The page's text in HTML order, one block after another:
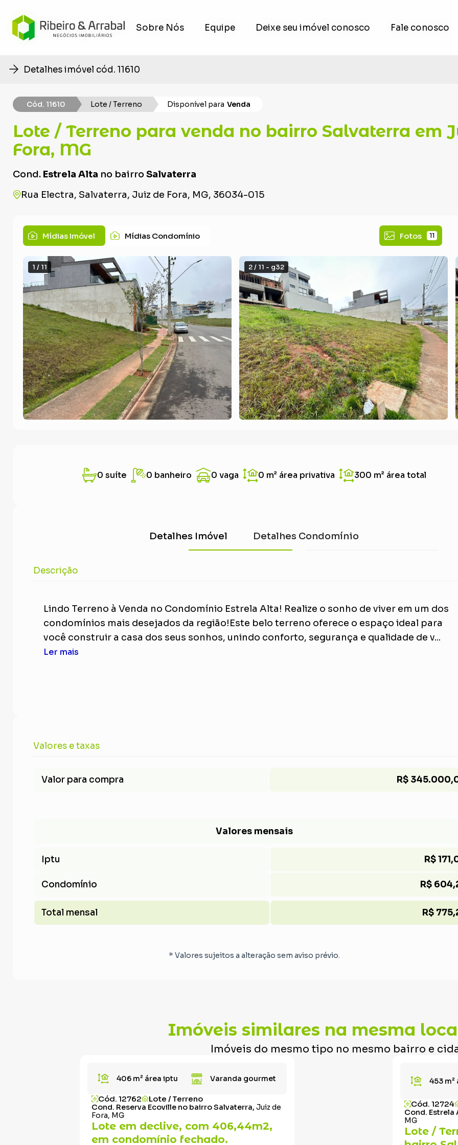
Sobre Nós Equipe Deixe seu imóvel conosco Fale conosco
Sobre Nós Equipe Deixe seu imóvel conosco Fale conosco
Detalhes imóvel cód. 11610
Cód. 11610 Lote / Terreno Disponível para Venda
Lote / Terreno para venda no bairro Salvaterra em
Fora, MG
Cond. Estrela Alta no bairro Salvaterra
Rua Electra, Salvaterra, Juiz de Fora, MG, 36034-015
Mídias Imóvel Mídias Condomínio Fotos 11
1 / 11 2 / 11 - g32
0 suíte 0 banheiro 0 vaga 0 m² área privativa 300 m² área total
Detalhes Imóvel Detalhes Condomínio
Descrição
Lindo Terreno à Venda no Condomínio Estrela Alta! Realize o sonho de viver em um dos
condomínios mais desejados da região!Este belo terreno oferece o espaço ideal para
você construir a casa dos seus sonhos, unindo conforto, segurança e qualidade de v...
Ler mais
Valores e taxas
Valor para compra R$
Valores mensais
Iptu R$
Condomínio R$
Total mensal R$
* Valores sujeitos a alteração sem aviso prévio.
Imóveis similares na mesma
Imóveis do mesmo tipo no mesmo bairro e
406 m² área iptu Varanda gourmet
Cód. 12762 Lote / Terreno
Cond. Reserva Ecoville no bairro Salvaterra, Juiz de
Fora, MG
Lote em declive, com 406,44m2,
em condomínio fechado.
453 m²
Cód. 12724
Cond. Estrela
MG
Lote /